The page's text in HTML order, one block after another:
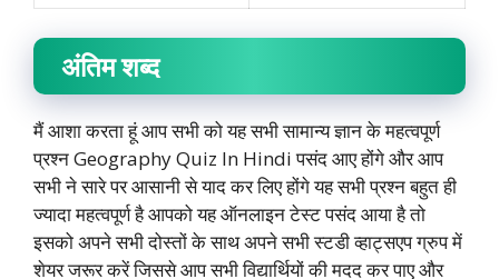
अंतिम शब्द
मैं आशा करता हूं आप सभी को यह सभी सामान्य ज्ञान के महत्वपूर्ण
प्रश्न Geography Quiz In Hindi पसंद आए होंगे और आप
सभी ने सारे पर आसानी से याद कर लिए होंगे यह सभी प्रश्न बहुत ही
ज्यादा महत्वपूर्ण है आपको यह ऑनलाइन टेस्ट पसंद आया है तो
इसको अपने सभी दोस्तों के साथ अपने सभी स्टडी व्हाट्सएप ग्रुप में
शेयर जरूर करें जिससे आप सभी विद्यार्थियों की मदद कर पाए और